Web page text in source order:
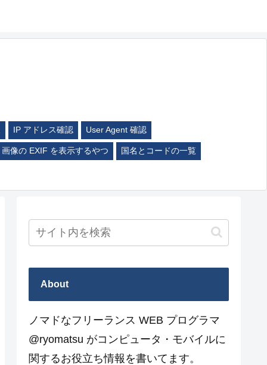
IP アドレス確認 User Agent 確認
画像の EXIF を表示するやつ 国名とコードの一覧
About
ノマドなフリーランス WEB プログラマ
@ryomatsu がコンピュータ・モバイルに
関するお役立ち情報を書いてます。